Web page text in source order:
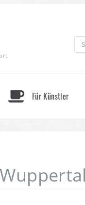
Für Künstler